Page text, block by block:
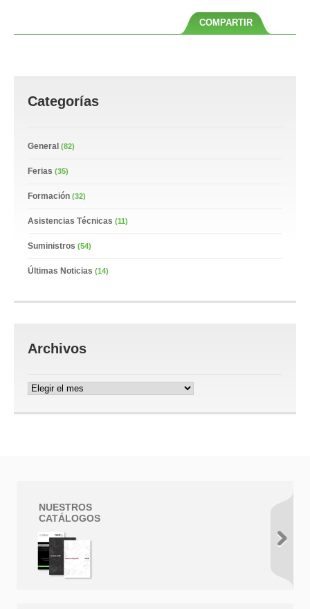
COMPARTIR
Categorías
General (82)
Ferias (35)
Formación (32)
Asistencias Técnicas (11)
Suministros (54)
Últimas Noticias (14)
Archivos
Archivos
NUESTROS
CATÁLOGOS